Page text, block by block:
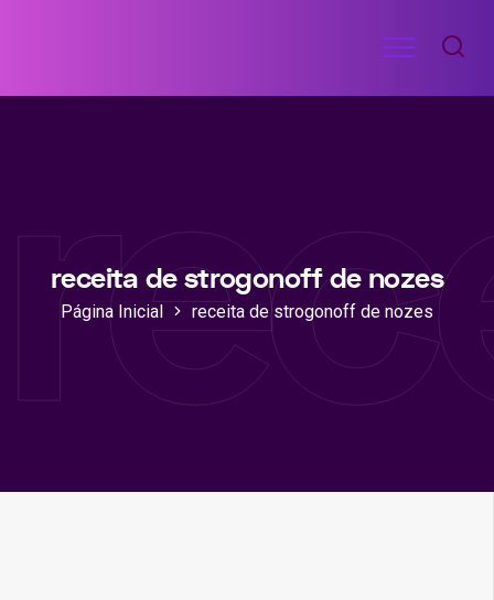
conteúdo
RECEITAS
ACADEMIA
Menu
receita de strogonoff de nozes
Página Inicial receita de strogonoff de nozes